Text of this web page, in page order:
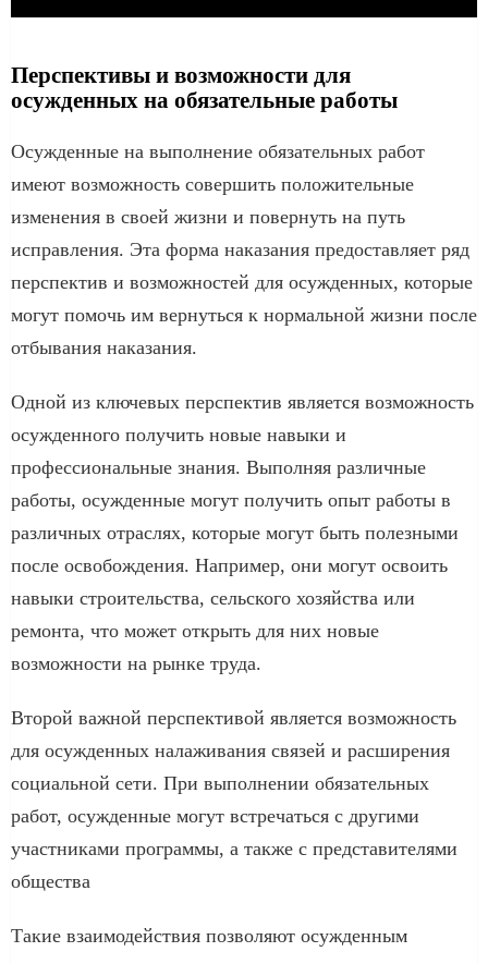
Перспективы и возможности для
осужденных на обязательные работы
Осужденные на выполнение обязательных работ
имеют возможность совершить положительные
изменения в своей жизни и повернуть на путь
исправления. Эта форма наказания предоставляет ряд
перспектив и возможностей для осужденных, которые
могут помочь им вернуться к нормальной жизни после
отбывания наказания.
Одной из ключевых перспектив является возможность
осужденного получить новые навыки и
профессиональные знания. Выполняя различные
работы, осужденные могут получить опыт работы в
различных отраслях, которые могут быть полезными
после освобождения. Например, они могут освоить
навыки строительства, сельского хозяйства или
ремонта, что может открыть для них новые
возможности на рынке труда.
Второй важной перспективой является возможность
для осужденных налаживания связей и расширения
социальной сети. При выполнении обязательных
работ, осужденные могут встречаться с другими
участниками программы, а также с представителями
общества
Такие взаимодействия позволяют осужденным